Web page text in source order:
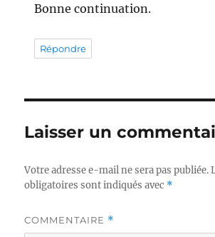
Bonne continuation.
Répondre
Laisser un
Votre adresse e-mail ne sera pas publiée.
obligatoires sont indiqués avec *
COMMENTAIRE *